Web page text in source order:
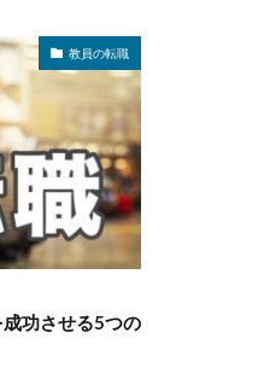
教員の転職
成功させる5つの